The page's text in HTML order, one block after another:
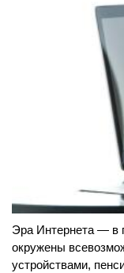
Эра Интернета — в
окружены
устройствами,